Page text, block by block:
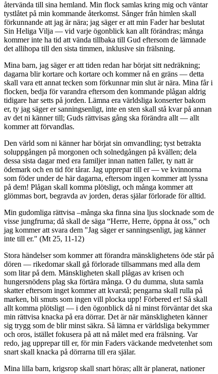
återvända till sina hemland. Min flock samlas kring mig och väntar
tystlåtet på min kommande återkomst. Sånger från himlen skall
förkunnande att jag är nära; jag säger er att min Fader har beslutat
Sin Heliga Vilja — vid varje ögonblick kan allt förändras; många
kommer inte ha tid att vända tillbaka till Gud eftersom de lämnade
det allihopa till den sista timmen, inklusive sin frälsning.
Mina barn, jag säger er att tiden redan har börjat sitt nedräkning;
dagarna blir kortare och kortare och kommer nå en gräns — detta
skall vara ett annat tecken som förkunnar min slut är nära. Mina får i
flocken, bedja för varandra eftersom den kommande plågan aldrig
tidigare har setts på jorden. Lämna era världsliga konserter bakom
er, ty jag säger er sanningsenligt, inte en sten skall stå kvar på annan
av det ni känner till; Guds rättvisas gång ska förändra allt — allt
kommer att förvandlas.
Den värld som ni känner har börjat sin omvandling; tyst betrakta
soluppgången på morgonen och solnedgången på kvällen; dela
dessa sista dagar med era familjer innan natten faller, ty natt är
ödemark och en tid för tårar. Jag upprepar till er — ve kvinnorna
som föder under de här dagarna, eftersom ingen kommer att lyssna
på dem! Plågan skall komma plötsligt, och många kommer att
glömmas bort, begravda av jorden, deras själar förlorade för alltid.
Min gudomliga rättvisa –många ska finna sina ljus slocknade som de
visse jungfrurna; då skall de säga “Herre, Herre, öppna åt oss,” och
jag kommer att svara dem "Jag säger er sanningsenligt, jag känner
inte till er." (Mt 25, 11-12)
Stora händelser som kommer att förandra mänsklighetens öde står på
dören — rikedomar skall gå förlorade tillsammans med alla dem
som litar på dem. Mänskligheten skall plågas av krisen och
hungersnödens plag ska förtära många. O du dumma, sluta samla
skatter eftersom inget kommer att kvarstå; pengarna skall rulla på
marken, bli smuts som ingen vill plocka upp! Förbered er! Så skall
allt komma plötsligt — i den ögonblick då ni minst förväntar det ska
min rättvisa knacka på era dörrar. Det är när mänskligheten känner
sig trygg som de blir minst säkra. Så lämna er världsliga bekymmer
och oros, istället fokusera på att nå målet med era frälsning. Var
redo, jag upprepar till er, för min Faders väckande medvetenhet som
snart skall knacka på dörrarna till era själar.
Mina lilla barn, krigsrop skall snart höras; allt är planerat, nationer